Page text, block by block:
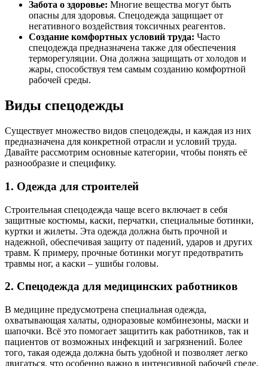
Забота о здоровье: Многие вещества могут быть
опасны для здоровья. Спецодежда защищает от
негативного воздействия токсичных реагентов.
Создание комфортных условий труда: Часто
спецодежда предназначена также для обеспечения
терморегуляции. Она должна защищать от холодов и
жары, способствуя тем самым созданию комфортной
рабочей среды.
Виды спецодежды
Существует множество видов спецодежды, и каждая из них
предназначена для конкретной отрасли и условий труда.
Давайте рассмотрим основные категории, чтобы понять её
разнообразие и специфику.
1. Одежда для строителей
Строительная спецодежда чаще всего включает в себя
защитные костюмы, каски, перчатки, специальные ботинки,
куртки и жилеты. Эта одежда должна быть прочной и
надежной, обеспечивая защиту от падений, ударов и других
травм. К примеру, прочные ботинки могут предотвратить
травмы ног, а каски – ушибы головы.
2. Спецодежда для медицинских работников
В медицине предусмотрена специальная одежда,
охватывающая халаты, одноразовые комбинезоны, маски и
шапочки. Всё это помогает защитить как работников, так и
пациентов от возможных инфекций и загрязнений. Более
того, такая одежда должна быть удобной и позволяет легко
двигаться, что особенно важно в интенсивной рабочей среде.